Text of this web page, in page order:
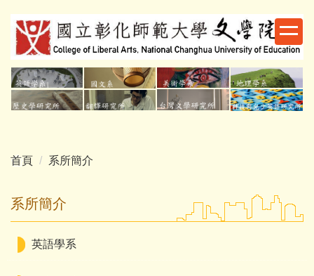
到
主
要
內
容
區
首頁 系所簡介
系所簡介
英語學系